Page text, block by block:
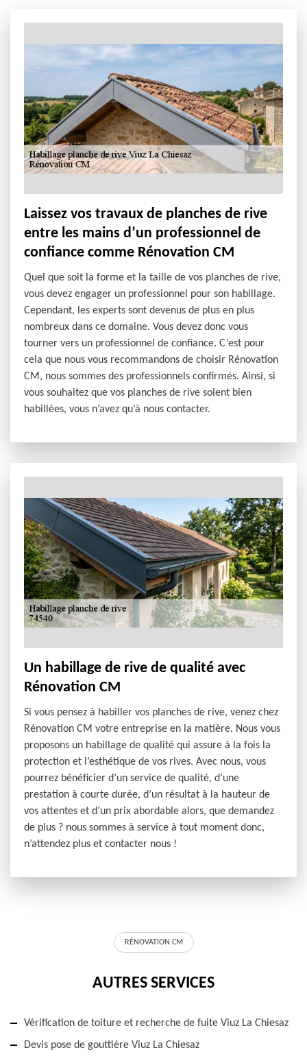
Laissez vos travaux de planches de rive
entre les mains d’un professionnel de
confiance comme Rénovation CM
Quel que soit la forme et la taille de vos planches de rive,
vous devez engager un professionnel pour son habillage.
Cependant, les experts sont devenus de plus en plus
nombreux dans ce domaine. Vous devez donc vous
tourner vers un professionnel de confiance. C’est pour
cela que nous vous recommandons de choisir Rénovation
CM, nous sommes des professionnels confirmés. Ainsi, si
vous souhaitez que vos planches de rive soient bien
habillées, vous n’avez qu’à nous contacter.
Un habillage de rive de qualité avec
Rénovation CM
Si vous pensez à habiller vos planches de rive, venez chez
Rénovation CM votre entreprise en la matière. Nous vous
proposons un habillage de qualité qui assure à la fois la
protection et l’esthétique de vos rives. Avec nous, vous
pourrez bénéficier d’un service de qualité, d’une
prestation à courte durée, d’un résultat à la hauteur de
vos attentes et d’un prix abordable alors, que demandez
de plus ? nous sommes à service à tout moment donc,
n’attendez plus et contacter nous !
RÉNOVATION CM
AUTRES SERVICES
Vérification de toiture et recherche de fuite Viuz La Chiesaz
Devis pose de gouttière Viuz La Chiesaz